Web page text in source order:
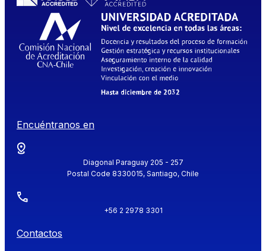
Encuéntranos en
Diagonal Paraguay 205 - 257
Postal Code 8330015, Santiago, Chile
+56 2 2978 3301
Contactos